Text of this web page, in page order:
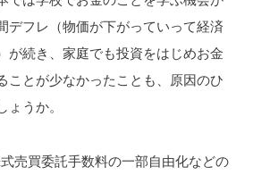
デフレ（物価が下がっていって経済
が続き、家庭でも投資をはじめお金
ことが少なかったことも、原因のひ
うか。
売買委託手数料の一部自由化などの